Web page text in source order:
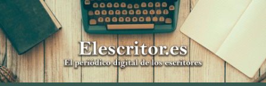
Skip
to
content
Elescritor.es
El periódico digital de los escritores